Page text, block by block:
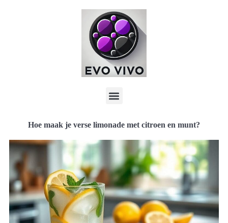
Hoe maak je verse limonade met citroen en munt?